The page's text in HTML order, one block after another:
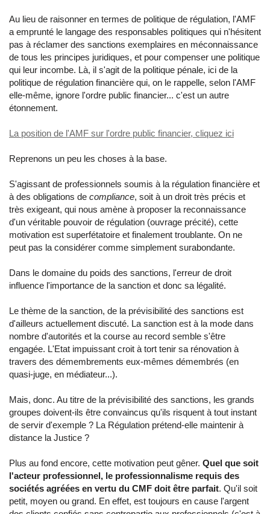
Au lieu de raisonner en termes de politique de régulation, l'AMF
a emprunté le langage des responsables politiques qui n'hésitent
pas à réclamer des sanctions exemplaires en méconnaissance
de tous les principes juridiques, et pour compenser une politique
qui leur incombe. Là, il s'agit de la politique pénale, ici de la
politique de régulation financière qui, on le rappelle, selon l'AMF
elle-même, ignore l'ordre public financier... c'est un autre
étonnement.
La position de l'AMF sur l'ordre public financier, cliquez ici
Reprenons un peu les choses à la base.
S'agissant de professionnels soumis à la régulation financière et
à des obligations de compliance, soit à un droit très précis et
très exigeant, qui nous amène à proposer la reconnaissance
d'un véritable pouvoir de régulation (ouvrage précité), cette
motivation est superfétatoire et finalement troublante. On ne
peut pas la considérer comme simplement surabondante.
Dans le domaine du poids des sanctions, l'erreur de droit
influence l'importance de la sanction et donc sa légalité.
Le thème de la sanction, de la prévisibilité des sanctions est
d'ailleurs actuellement discuté. La sanction est à la mode dans
nombre d'autorités et la course au record semble s'être
engagée. L'Etat impuissant croit à tort tenir sa rénovation à
travers des démembrements eux-mêmes démembrés (en
quasi-juge, en médiateur...).
Mais, donc. Au titre de la prévisibilité des sanctions, les grands
groupes doivent-ils être convaincus qu'ils risquent à tout instant
de servir d'exemple ? La Régulation prétend-elle maintenir à
distance la Justice ?
Plus au fond encore, cette motivation peut gêner. Quel que soit
l'acteur professionnel, le professionnalisme requis des
sociétés agréées en vertu du CMF doit être parfait. Qu'il soit
petit, moyen ou grand. En effet, est toujours en cause l'argent